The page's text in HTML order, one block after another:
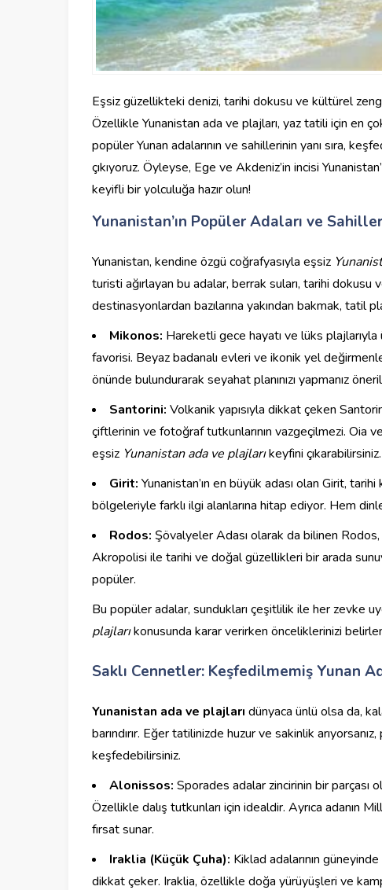
Eşsiz güzellikteki denizi, tarihi dokusu ve kültürel
Özellikle Yunanistan ada ve plajları, yaz tatili için en
popüler Yunan adalarının ve sahillerinin yanı sıra,
çıkıyoruz. Öyleyse, Ege ve Akdeniz’in incisi
keyifli bir yolculuğa hazır olun!
Yunanistan’ın Popüler Adaları ve
Yunanistan, kendine özgü coğrafyasıyla eşsiz
turisti ağırlayan bu adalar, berrak suları, tarihi
destinasyonlardan bazılarına yakından bakmak, tatil
Mikonos: Hareketli gece hayatı ve lüks
favorisi. Beyaz badanalı evleri ve ikonik yel
önünde bulundurarak seyahat planınızı yapmanız
Santorini: Volkanik yapısıyla dikkat çeken
çiftlerinin ve fotoğraf tutkunlarının vazgeçilmezi. Oia
eşsiz Yunanistan ada ve plajlarıkeyfini çıkarabilirsiniz.
Girit: Yunanistan’ın en büyük adası olan Girit,
bölgeleriyle farklı ilgi alanlarına hitap ediyor. Hem
Rodos: Şövalyeler Adası olarak da bilinen
Akropolisi ile tarihi ve doğal güzellikleri bir arada
popüler.
Bu popüler adalar, sundukları çeşitlilik ile her zevke
plajlarıkonusunda karar verirken önceliklerinizi
Saklı Cennetler: Keşfedilmemiş Yunan
Yunanistan ada ve plajları dünyaca ünlü olsa da,
barındırır. Eğer tatilinizde huzur ve sakinlik
keşfedebilirsiniz.
Alonissos: Sporades adalar zincirinin bir parçası
Özellikle dalış tutkunları için idealdir. Ayrıca adanın
fırsat sunar.
Iraklia (Küçük Çuha): Kiklad adalarının
dikkat çeker. Iraklia, özellikle doğa yürüyüşleri ve